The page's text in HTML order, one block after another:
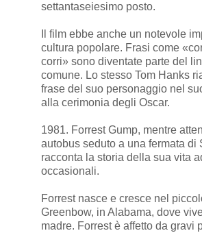
settantaseiesimo posto.
Il film ebbe anche un notevole
cultura popolare. Frasi come
corri» sono diventate parte del
comune. Lo stesso Tom Hanks
frase del suo personaggio nel
alla cerimonia degli Oscar.
1981. Forrest Gump, mentre
autobus seduto a una fermata di
racconta la storia della sua vita
occasionali.
Forrest nasce e cresce nel
Greenbow, in Alabama, dove
madre. Forrest è affetto da gravi